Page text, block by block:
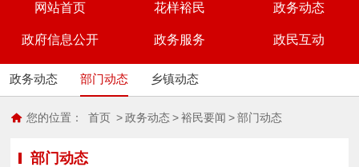
网站首页 花样裕民 政务动态
政府信息公开 政务服务 政民互动
政务动态 部门动态 乡镇动态
您的位置： 首页 > 政务动态 > 裕民要闻 > 部门动态
部门动态